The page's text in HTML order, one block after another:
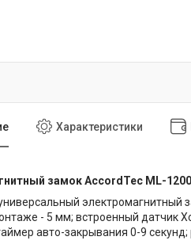
Характеристики
замок AccordTec ML-
электромагнитный
- 5 мм; встроенный датчик
авто-закрывания 0-9 секунд;